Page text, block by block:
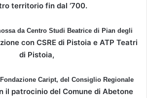
territorio fin dal ‘700.
da Centro Studi Beatrice di Pian degli
con CSRE di Pistoia e ATP Teatri
di Pistoia,
Caript, del Consiglio Regionale
il patrocinio del Comune di Abetone